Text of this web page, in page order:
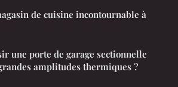
de cuisine incontournable à
une porte de garage sectionnelle
amplitudes thermiques ?